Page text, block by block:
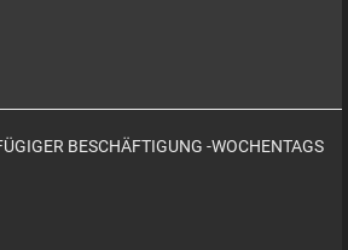
BESCHÄFTIGUNG -WOCHENTAGS